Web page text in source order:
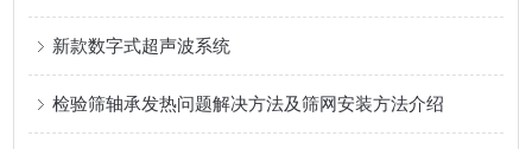
新款数字式超声波系统
检验筛轴承发热问题解决方法及筛网安装方法介绍